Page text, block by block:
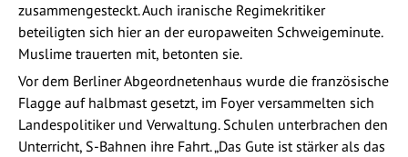
zusammengesteckt. Auch iranische Regimekritiker
beteiligten sich hier an der europaweiten Schweigeminute.
Muslime trauerten mit, betonten sie.
Vor dem Berliner Abgeordnetenhaus wurde die französische
Flagge auf halbmast gesetzt, im Foyer versammelten sich
Landespolitiker und Verwaltung. Schulen unterbrachen den
Unterricht, S-Bahnen ihre Fahrt. „Das Gute ist stärker als das